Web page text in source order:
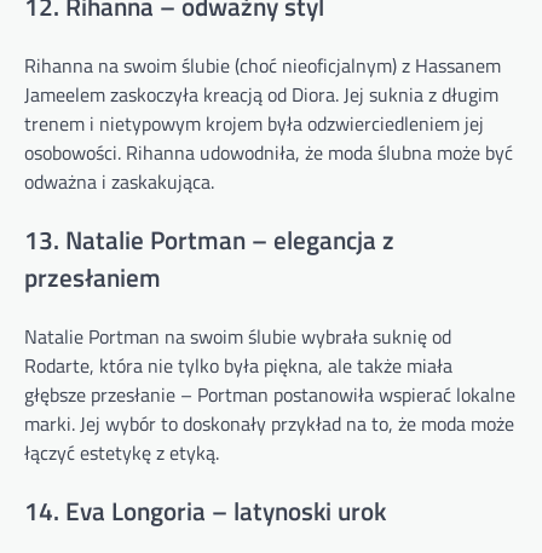
Rihanna na swoim ślubie (choć nieoficjalnym) z Hassanem
Jameelem zaskoczyła kreacją od Diora. Jej suknia z długim
trenem i nietypowym krojem była odzwierciedleniem jej
osobowości. Rihanna udowodniła, że moda ślubna może być
odważna i zaskakująca.
13. Natalie Portman – elegancja z
przesłaniem
Natalie Portman na swoim ślubie wybrała suknię od
Rodarte, która nie tylko była piękna, ale także miała
głębsze przesłanie – Portman postanowiła wspierać lokalne
marki. Jej wybór to doskonały przykład na to, że moda może
łączyć estetykę z etyką.
14. Eva Longoria – latynoski urok